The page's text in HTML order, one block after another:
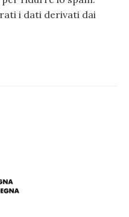
i dati derivati dai